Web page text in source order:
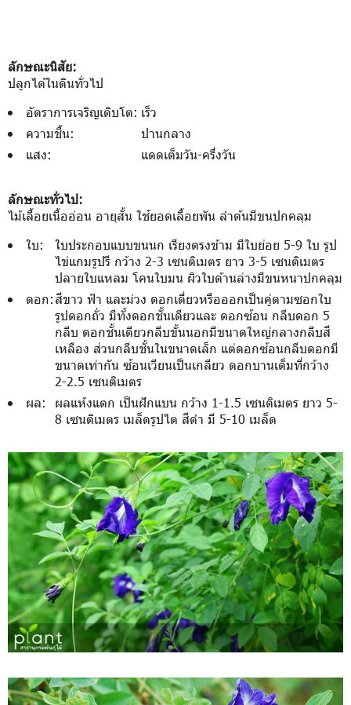
ลักษณะนิสัย:
ปลูกได้ในดินทั่วไป
อัตราการเจริญเติบโต: เร็ว
ความชื้น:
ปานกลาง
แสง:
แดดเต็มวัน-ครึ่งวัน
ลักษณะทั่วไป:
ไม้เลื้อยเนื้ออ่อน อายุสั้น ใช้ยอดเลื้อยพัน ลำต้นมีขนปกคลุม
ใบ:
ใบประกอบแบบขนนก เรียงตรงข้าม มีใบย่อย 5-9 ใบ รูป
ไข่แกมรูปรี กว้าง 2-3 เซนติเมตร ยาว 3-5 เซนติเมตร
ปลายใบแหลม โคนใบมน ผิวใบด้านล่างมีขนหนาปกคลุม
ดอก:สีขาว ฟ้า และม่วง ดอกเดี่ยวหรือออกเป็นคู่ตามซอกใบ
รูปดอกถั่ว มีทั้งดอกชั้นเดียวและ ดอกซ้อน กลีบดอก 5
กลีบ ดอกชั้นเดียวกลีบขั้นนอกมีขนาดใหญ่กลางกลีบสี
เหลือง ส่วนกลีบชั้นในขนาดเล็ก แต่ดอกซ้อนกลีบดอกมี
ขนาดเท่ากัน ซ้อนเวียนเป็นเกลียว ดอกบานเต็มที่กว้าง
2-2.5 เซนติเมตร
ผล:
ผลแห้งแตก เป็นฝักแบน กว้าง 1-1.5 เซนติเมตร ยาว 5-
8 เซนติเมตร เมล็ดรูปไต สีดำ มี 5-10 เมล็ด